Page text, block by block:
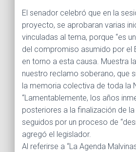
El senador celebró que en la
proyecto, se aprobaran varias
vinculadas al tema, porque “es
del compromiso asumido por el
en torno a esta causa. Muestra
nuestro reclamo soberano, que
la memoria colectiva de toda la
“Lamentablemente, los años
posteriores a la finalización de la
seguidos por un proceso de
agregó el legislador.
Al referirse a “La Agenda